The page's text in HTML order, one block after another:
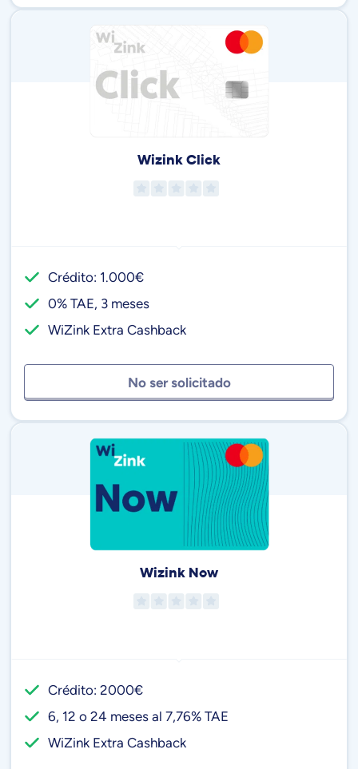
Wizink Click
Crédito: 1.000€
0% TAE, 3 meses
WiZink Extra Cashback
No ser solicitado
Wizink Now
Crédito: 2000€
6, 12 o 24 meses al 7,76% TAE
WiZink Extra Cashback